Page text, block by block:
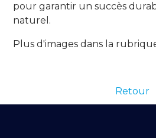
pour garantir un succès
naturel.
Plus d'images dans la
Retour